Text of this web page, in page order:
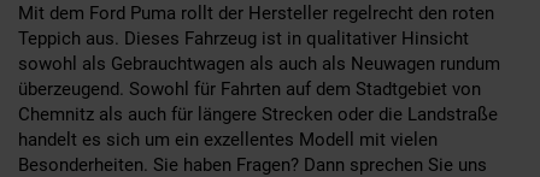
Mit dem Ford Puma rollt der Hersteller regelrecht den roten
Teppich aus. Dieses Fahrzeug ist in qualitativer Hinsicht
sowohl als Gebrauchtwagen als auch als Neuwagen rundum
überzeugend. Sowohl für Fahrten auf dem Stadtgebiet von
Chemnitz als auch für längere Strecken oder die Landstraße
handelt es sich um ein exzellentes Modell mit vielen
Besonderheiten. Sie haben Fragen? Dann sprechen Sie uns